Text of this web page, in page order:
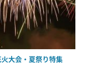
大会・夏祭り特集